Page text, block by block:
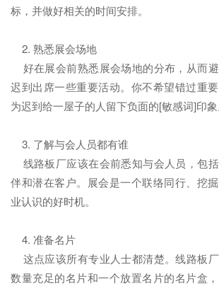
标，并做好相关的时间安排。
2. 熟悉展会场地
好在展会前熟悉展会场地的分布，从而
迟到出席一些重要活动。你不希望错过重
为迟到给一屋子的人留下负面的[敏感词]印象
3. 了解与会人员都有谁
线路板厂应该在会前悉知与会人员，包
伴和潜在客户。展会是一个联络同行、挖
业认识的好时机。
4. 准备名片
这点应该所有专业人士都清楚。线路板
数量充足的名片和一个放置名片的名片盒